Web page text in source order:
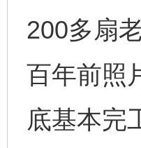
200多扇
百年前照
底基本完